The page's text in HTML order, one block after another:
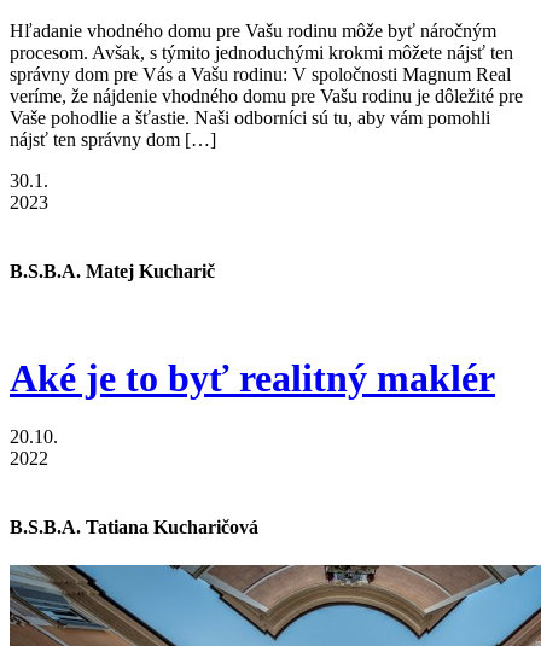
Hľadanie vhodného domu pre Vašu rodinu môže byť náročným
procesom. Avšak, s týmito jednoduchými krokmi môžete nájsť ten
správny dom pre Vás a Vašu rodinu: V spoločnosti Magnum Real
veríme, že nájdenie vhodného domu pre Vašu rodinu je dôležité pre
Vaše pohodlie a šťastie. Naši odborníci sú tu, aby vám pomohli
nájsť ten správny dom […]
30.1.
2023
B.S.B.A. Matej Kucharič
Aké je to byť realitný maklér
20.10.
2022
B.S.B.A. Tatiana Kucharičová